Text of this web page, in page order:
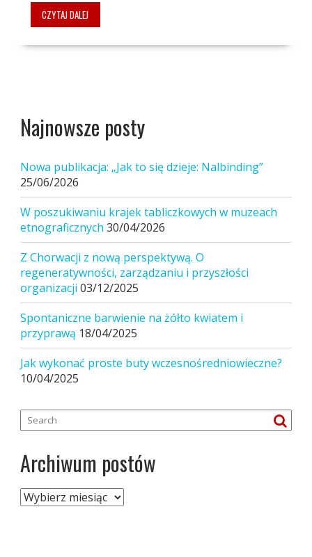
CZYTAJ DALEJ
Najnowsze posty
Nowa publikacja: „Jak to się dzieje: Nalbinding”
25/06/2026
W poszukiwaniu krajek tabliczkowych w muzeach
etnograficznych 30/04/2026
Z Chorwacji z nową perspektywą. O
regeneratywności, zarządzaniu i przyszłości
organizacji 03/12/2025
Spontaniczne barwienie na żółto kwiatem i
przyprawą 18/04/2025
Jak wykonać proste buty wczesnośredniowieczne?
10/04/2025
Archiwum postów
Archiwum
postów